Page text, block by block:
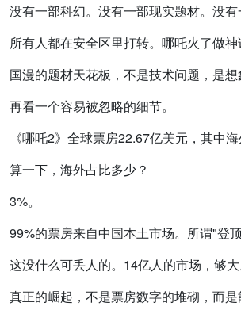
没有一部科幻。没有一部现实题材。没
所有人都在安全区里打转。哪吒火了做
国漫的题材天花板，不是技术问题，是想
再看一个容易被忽略的细节。
《哪吒2》全球票房22.67亿美元，其中
算一下，海外占比多少？
3%。
99%的票房来自中国本土市场。所谓"登
这没什么可丢人的。14亿人的市场，够
真正的崛起，不是票房数字的堆砌，而